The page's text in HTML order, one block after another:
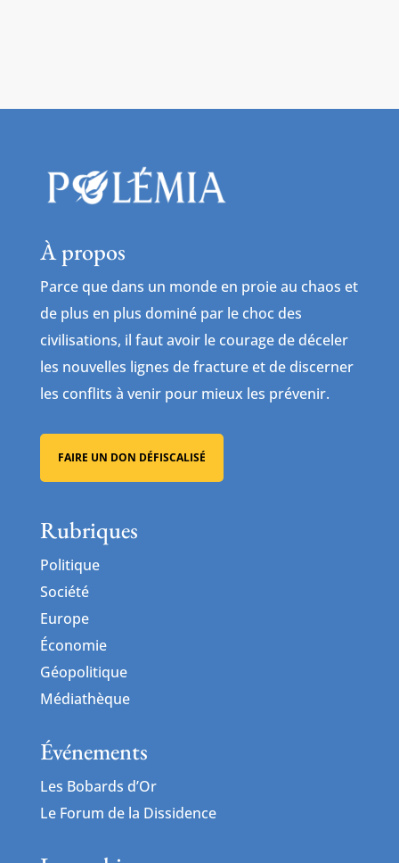
À propos
Parce que dans un monde en proie au chaos et
de plus en plus dominé par le choc des
civilisations, il faut avoir le courage de déceler
les nouvelles lignes de fracture et de discerner
les conflits à venir pour mieux les prévenir.
FAIRE UN DON DÉFISCALISÉ
Rubriques
Politique
Société
Europe
Économie
Géopolitique
Médiathèque
Événements
Les Bobards d’Or
Le Forum de la Dissidence